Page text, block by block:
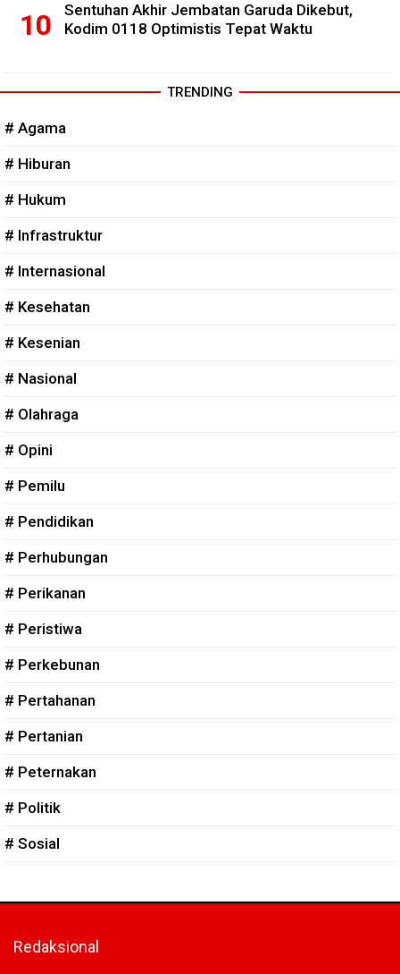
Sentuhan Akhir Jembatan Garuda Dikebut,
Kodim 0118 Optimistis Tepat Waktu
TRENDING
# Agama
# Hiburan
# Hukum
# Infrastruktur
# Internasional
# Kesehatan
# Kesenian
# Nasional
# Olahraga
# Opini
# Pemilu
# Pendidikan
# Perhubungan
# Perikanan
# Peristiwa
# Perkebunan
# Pertahanan
# Pertanian
# Peternakan
# Politik
# Sosial
Redaksional